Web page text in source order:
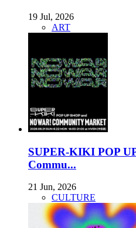
19 Jul, 2026
ART
SUPER-KIKI POP
Commu...
21 Jun, 2026
CULTURE